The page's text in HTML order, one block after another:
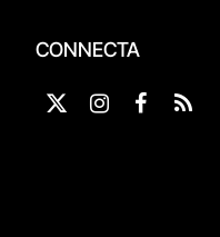
CONNECTA
X
Instagram
Facebook
RSS